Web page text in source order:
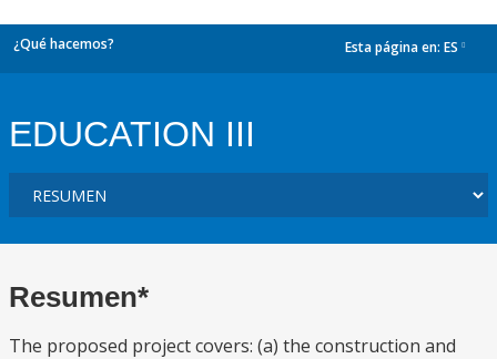
¿Qué hacemos? Esta página en: ES
EDUCATION III
Resumen*
The proposed project covers: (a) the construction and